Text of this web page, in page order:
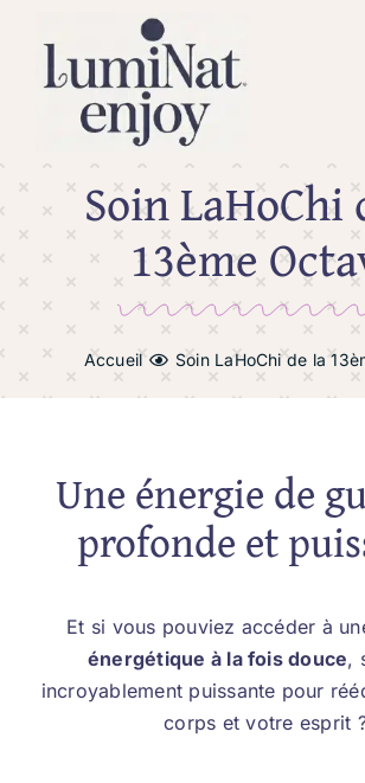
content
Prestations
Qui suis-je ?
Soin LaHoChi
13ème
Accueil Soin LaHoChi de la
Une énergie de
profonde et
Et si vous pouviez accéder à
énergétique à la fois douce,
incroyablement puissante pour
corps et votre esprit